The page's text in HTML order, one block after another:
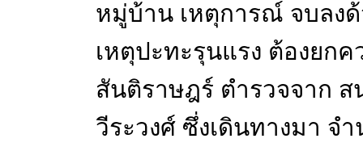
หมู่บ้าน เหตุการณ์ จบลงด้
เหตุปะทะรุนแรง ต้องยก
สันติราษฎร์ ตำรวจจาก
วีระวงศ์ ซึ่งเดินทางมา จ